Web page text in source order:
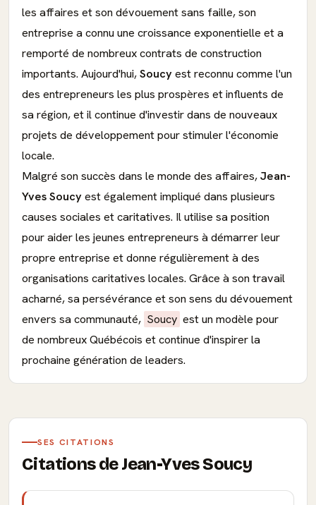
les affaires et son dévouement sans faille, son
entreprise a connu une croissance exponentielle et a
remporté de nombreux contrats de construction
importants. Aujourd'hui,Soucyest reconnu comme l'un
des entrepreneurs les plus prospères et influents de
sa région, et il continue d'investir dans de nouveaux
projets de développement pour stimuler l'économie
locale.
Malgré son succès dans le monde des affaires,Jean-
Yves Soucyest également impliqué dans plusieurs
causes sociales et caritatives. Il utilise sa position
pour aider les jeunes entrepreneurs à démarrer leur
propre entreprise et donne régulièrement à des
organisations caritatives locales. Grâce à son travail
acharné, sa persévérance et son sens du dévouement
envers sa communauté, Soucy est un modèle pour
de nombreux Québécois et continue d'inspirer la
prochaine génération de leaders.
SES CITATIONS
Citations de Jean-Yves Soucy